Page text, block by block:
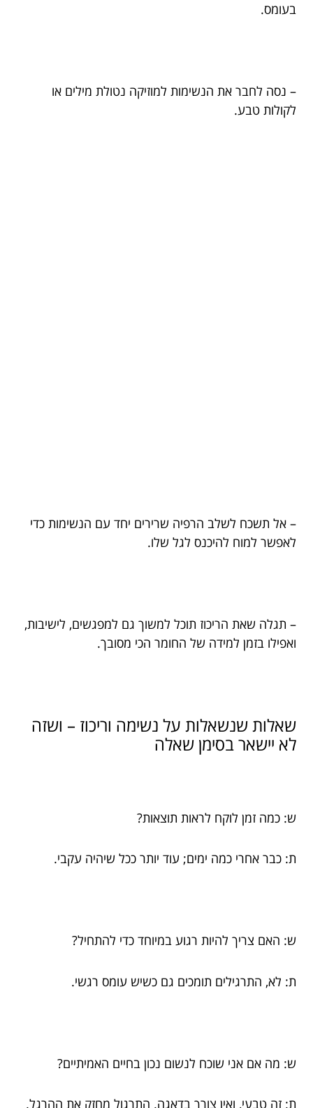
בעומס.
– נסה לחבר את הנשימות למוזיקה נטולת מילים או
לקולות טבע.
– אל תשכח לשלב הרפיה שרירים יחד עם הנשימות כדי
לאפשר למוח להיכנס לגל שלו.
– תגלה שאת הריכוז תוכל למשוך גם למפגשים, לישיבות,
ואפילו בזמן למידה של החומר הכי מסובך.
שאלות שנשאלות על נשימה וריכוז – ושזה
לא יישאר בסימן שאלה
ש: כמה זמן לוקח לראות תוצאות?
ת: כבר אחרי כמה ימים; עוד יותר ככל שיהיה עקבי.
ש: האם צריך להיות רגוע במיוחד כדי להתחיל?
ת: לא, התרגילים תומכים גם כשיש עומס רגשי.
ש: מה אם אני שוכח לנשום נכון בחיים האמיתיים?
ת: זה טבעי, ואין צורך בדאגה. התרגול מחזק את ההרגל.